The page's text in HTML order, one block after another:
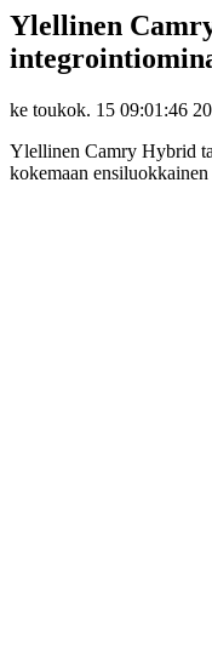
Ylellinen
ke toukok. 15 09:01:46
Ylellinen Camry Hybrid
kokemaan